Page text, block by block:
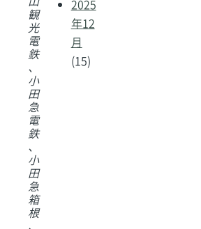
観
光
電
鉄
、
小
田
急
電
鉄
、
小
田
急
箱
根
、
2025
年12
月
(15)